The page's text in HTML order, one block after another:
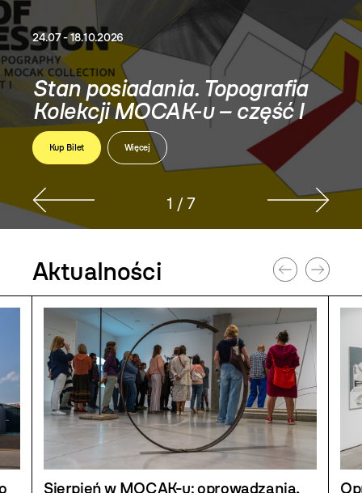
Wielcy współcześni. Dar
Teresy i Andrzeja
Starmachów
Kup Bilet Więcej
2 / 7
Strona
głowna
Aktualności
Sierpień w MOCAK-u: oprowadzania,